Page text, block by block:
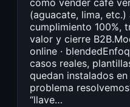
cómo vender café
(aguacate, lima,
cumplimiento 100%,
valor y cierre
online ·
casos reales,
quedan instalados
problema
“llave…